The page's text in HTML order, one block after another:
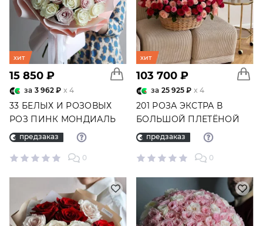
хит
15 850 ₽
за 3 962 ₽ x 4
33 БЕЛЫХ И РОЗОВЫХ
РОЗ ПИНК МОНДИАЛЬ
№2336
предзаказ
0
хит
103 700 ₽
за 25 925 ₽ x 4
201 РОЗА ЭКСТРА В
БОЛЬШОЙ ПЛЕТЁНОЙ
КОРЗИНЕ №6576
предзаказ
0